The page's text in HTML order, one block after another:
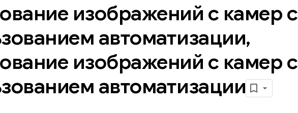
изображений с камер с
автоматизации,
изображений с камер с
автоматизации